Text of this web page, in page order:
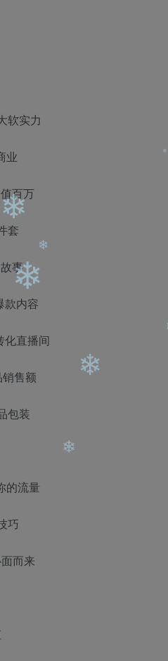
软实力
业
百万
套
事
款内容
化直播间
售额
包装
的流量
巧
而来
❄❄